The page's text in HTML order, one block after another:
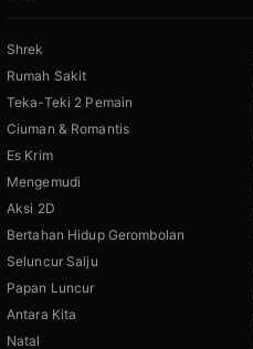
Shrek
Rumah Sakit
Teka-Teki 2 Pemain
Ciuman & Romantis
Es Krim
Mengemudi
Aksi 2D
Bertahan Hidup Gerombolan
Seluncur Salju
Papan Luncur
Antara Kita
Natal